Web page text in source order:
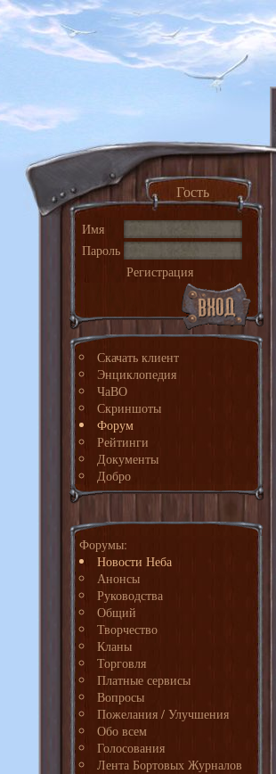
Гость
Имя
Пароль
Регистрация
Скачать клиент
Энциклопедия
ЧаВО
Скриншоты
Форум
Рейтинги
Документы
Добро
Форумы:
Новости Неба
Анонсы
Руководства
Общий
Творчество
Кланы
Торговля
Платные сервисы
Вопросы
Пожелания / Улучшения
Обо всем
Голосования
Лента Бортовых Журналов